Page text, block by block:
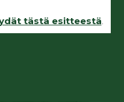
tästä esitteestä.